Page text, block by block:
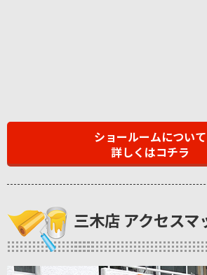
ショールームについて
詳しくはコチラ
三木店 アクセスマ